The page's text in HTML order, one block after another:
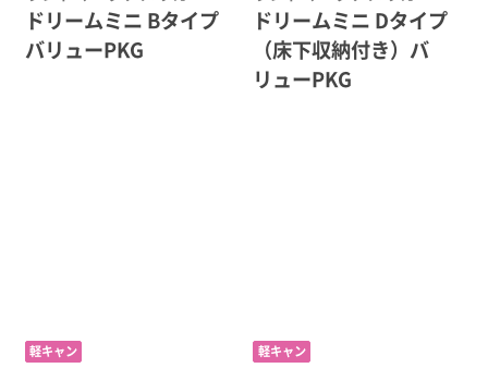
ドリームミニ Bタイプ
バリューPKG
ドリームミニ Dタイプ
（床下収納付き）バ
リューPKG
軽キャン 軽キャン